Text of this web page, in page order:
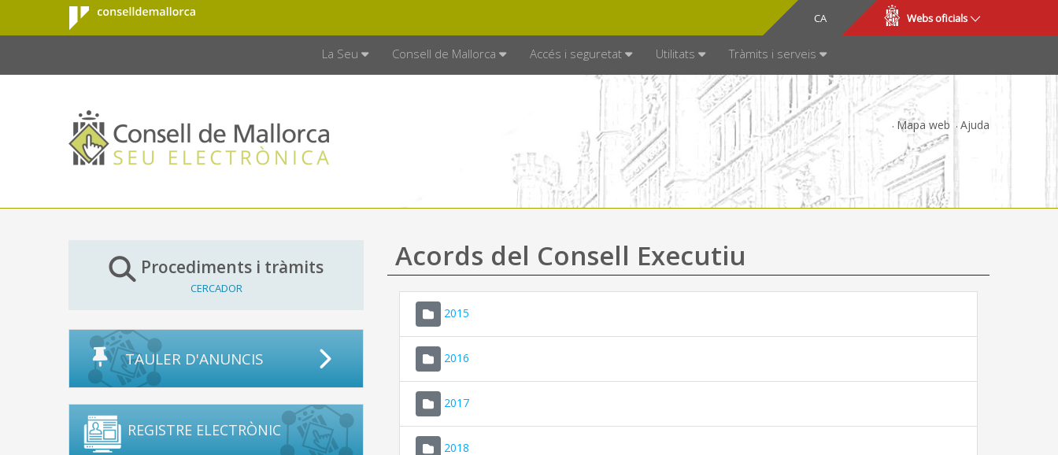
Salta al contingut principal
Consell de
Mallorca
CA
ES Webs oficials
La Seu Consell de Mallorca Accés i seguretat Utilitats Tràmits i serveis
Mapa web Ajuda
Procediments i tràmits
CERCADOR
TAULER D'ANUNCIS
REGISTRE ELECTRÒNIC
Acords del Consell Executiu
2015
2016
2017
2018